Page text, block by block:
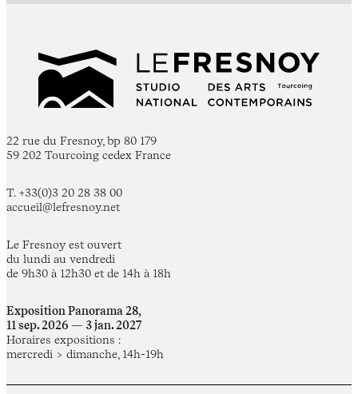
22 rue du Fresnoy, bp 80 179
59 202 Tourcoing cedex France
T. +33(0)3 20 28 38 00
accueil@lefresnoy.net
Le Fresnoy est ouvert
du lundi au vendredi
de 9h30 à 12h30 et de 14h à 18h
Exposition Panorama 28,
11 sep. 2026 — 3 jan. 2027
Horaires expositions :
mercredi > dimanche, 14h-19h